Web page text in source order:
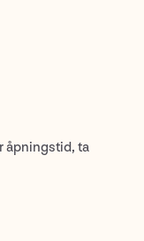
åpningstid, ta